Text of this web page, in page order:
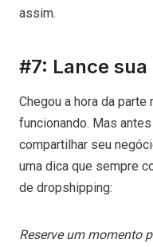
assim.
#7: Lance sua
Chegou a hora da
funcionando. Mas
compartilhar seu
uma dica que sempre
de dropshipping:
Reserve um momento